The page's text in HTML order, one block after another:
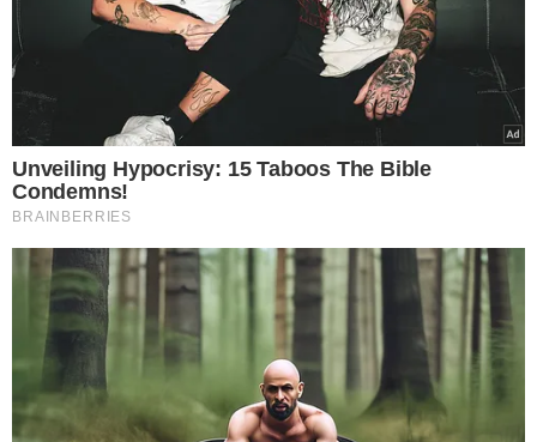
TÓPICOS
RESGATE TRABALHADOR
MINISTÉRIO PÚBLICO DO TRABALHO
DIREITOS HUMANOS
TRABALHO DOMÉSTICO
ESCRAVIDÃO CONTEMPORÂNEA
VER COMENTÁRIOS
VEJA TAMBÉM